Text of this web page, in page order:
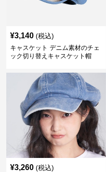
¥3,140 (税込)
キャスケット デニム素材のチェ
ック切り替えキャスケット帽
¥3,260 (税込)